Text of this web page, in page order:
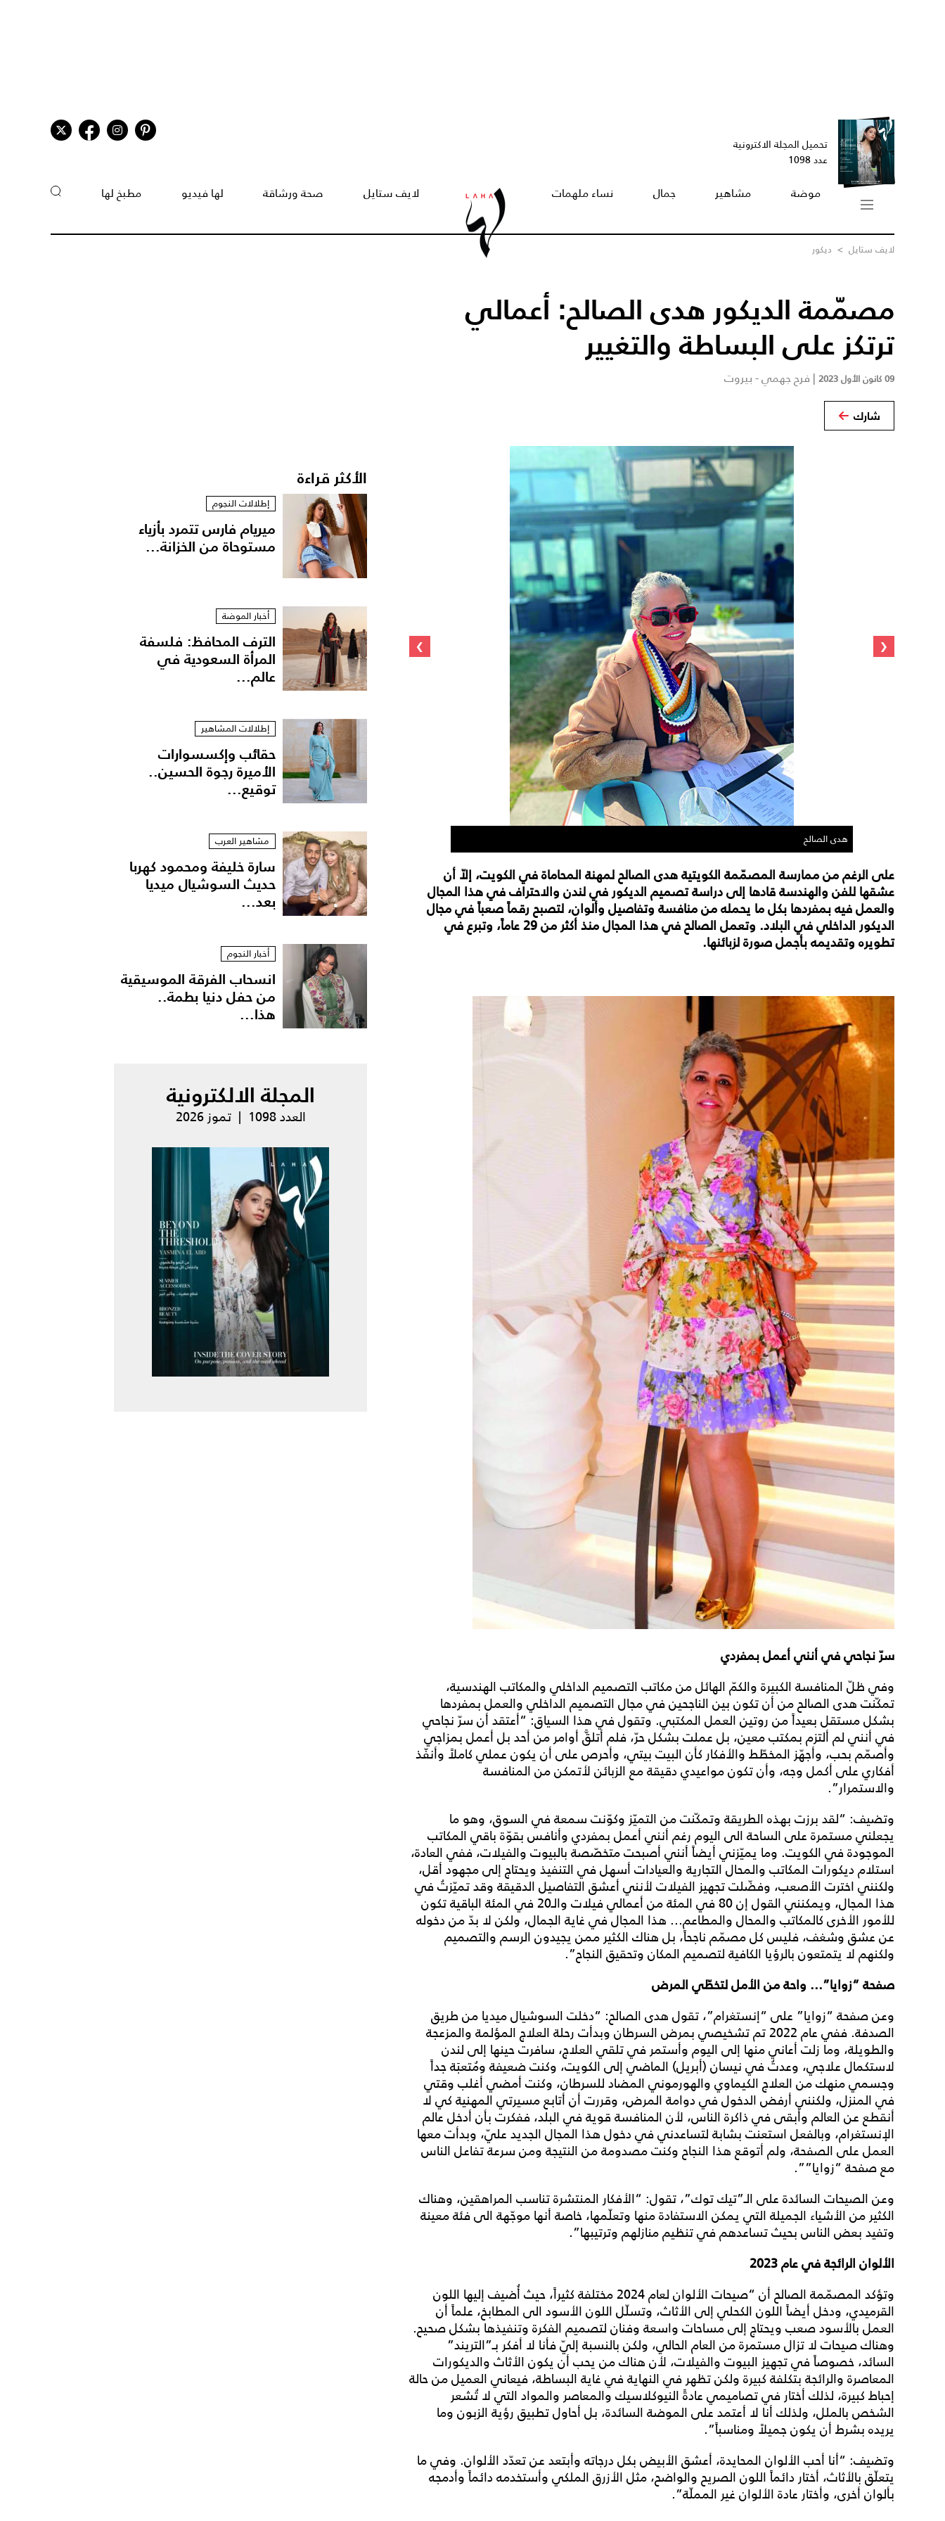
تحميل المجلة الاكترونية
عدد 1098
موضة مشاهير جمال نساء ملهمات لايف ستايل صحة ورشاقة لها فيديو مطبخ لها
لايف ستايل > ديكور
مصمّمة الديكور هدى الصالح: أعمالي
ترتكز على البساطة والتغيير
09 كانون الأول 2023 | فرح جهمي - بيروت
شارك
هدى الصالح هدى الصالح
‹
›
على الرغم من ممارسة المصمّمة الكويتية هدى الصالح لمهنة المحاماة في الكويت، إلاّ أن
عشقها للفن والهندسة قادها إلى دراسة تصميم الديكور في لندن والاحتراف في هذا المجال
والعمل فيه بمفردها بكل ما يحمله من منافسة وتفاصيل وألوان، لتصبح رقماً صعباً في مجال
الديكور الداخلي في البلاد. وتعمل الصالح في هذا المجال منذ أكثر من 29 عاماً، وتبرع في
تطويره وتقديمه بأجمل صورة لزبائنها.
سرّ نجاحي في أنني أعمل بمفردي
وفي ظلّ المنافسة الكبيرة والكمّ الهائل من مكاتب التصميم الداخلي والمكاتب الهندسية،
تمكّنت هدى الصالح من أن تكون بين الناجحين في مجال التصميم الداخلي والعمل بمفردها
بشكل مستقل بعيداً من روتين العمل المكتبي. وتقول في هذا السياق: “أعتقد أن سرّ نجاحي
في أنني لم ألتزم بمكتب معين، بل عملت بشكل حرّ، فلم أتلقَّ أوامر من أحد بل أعمل بمزاجي
وأصمّم بحب، وأجهّز المخطّط والأفكار كأن البيت بيتي، وأحرص على أن يكون عملي كاملاً وأنفّذ
أفكاري على أكمل وجه، وأن تكون مواعيدي دقيقة مع الزبائن لأتمكن من المنافسة
والاستمرار”.
وتضيف: “لقد برزت بهذه الطريقة وتمكّنت من التميّز وكوّنت سمعة في السوق، وهو ما
يجعلني مستمرة على الساحة الى اليوم رغم أنني أعمل بمفردي وأنافس بقوّة باقي المكاتب
الموجودة في الكويت. وما يميّزني أيضاً أنني أصبحت متخصّصة بالبيوت والفيلات، ففي العادة،
استلام ديكورات المكاتب والمحال التجارية والعيادات أسهل في التنفيذ ويحتاج إلى مجهود أقل،
ولكنني اخترت الأصعب، وفضّلت تجهيز الفيلات لأنني أعشق التفاصيل الدقيقة وقد تميّزتُ في
هذا المجال، ويمكنني القول إن 80 في المئة من أعمالي فيلات والـ20 في المئة الباقية تكون
للأمور الأخرى كالمكاتب والمحال والمطاعم... هذا المجال في غاية الجمال، ولكن لا بدّ من دخوله
عن عشق وشغف، فليس كل مصمّم ناجحاً، بل هناك الكثير ممن يجيدون الرسم والتصميم
ولكنهم لا يتمتعون بالرؤيا الكافية لتصميم المكان وتحقيق النجاح”.
صفحة “زوايا”... واحة من الأمل لتخطّي المرض
وعن صفحة “زوايا” على “إنستغرام”، تقول هدى الصالح: “دخلت السوشيال ميديا من طريق
الصدفة. ففي عام 2022 تم تشخيصي بمرض السرطان وبدأت رحلة العلاج المؤلمة والمزعجة
والطويلة، وما زلت أعاني منها إلى اليوم وأستمر في تلقي العلاج، سافرت حينها إلى لندن
لاستكمال علاجي، وعدتُ في نيسان (أبريل) الماضي إلى الكويت، وكنت ضعيفة ومُتعبَة جداً
وجسمي منهك من العلاج الكيماوي والهورموني المضاد للسرطان، وكنت أمضي أغلب وقتي
في المنزل، ولكنني أرفض الدخول في دوامة المرض، وقررت أن أتابع مسيرتي المهنية كي لا
أنقطع عن العالم وأبقى في ذاكرة الناس، لأن المنافسة قوية في البلد، ففكرت بأن أدخل عالم
الإنستغرام، وبالفعل استعنت بشابة لتساعدني في دخول هذا المجال الجديد عليّ، وبدأت معها
العمل على الصفحة، ولم أتوقع هذا النجاح وكنت مصدومة من النتيجة ومن سرعة تفاعل الناس
مع صفحة “زوايا””.
وعن الصيحات السائدة على الـ”تيك توك”، تقول: “الأفكار المنتشرة تناسب المراهقين، وهناك
الكثير من الأشياء الجميلة التي يمكن الاستفادة منها وتعلّمها، خاصة أنها موجّهة الى فئة معينة
وتفيد بعض الناس بحيث تساعدهم في تنظيم منازلهم وترتيبها”.
الألوان الرائجة في عام 2023
وتؤكد المصمّمة الصالح أن “صيحات الألوان لعام 2024 مختلفة كثيراً، حيث أُضيف إليها اللون
القرميدي، ودخل أيضاً اللون الكحلي إلى الأثاث، وتسلّل اللون الأسود الى المطابخ، علماً أن
العمل بالأسود صعب ويحتاج إلى مساحات واسعة وفنان لتصميم الفكرة وتنفيذها بشكل صحيح.
وهناك صيحات لا تزال مستمرة من العام الحالي، ولكن بالنسبة إليّ فأنا لا أفكر بـ”التريند”
السائد، خصوصاً في تجهيز البيوت والفيلات، لأن هناك من يحب أن يكون الأثاث والديكورات
المعاصرة والرائجة بتكلفة كبيرة ولكن تظهر في النهاية في غاية البساطة، فيعاني العميل من حالة
إحباط كبيرة، لذلك أختار في تصاميمي عادةً النيوكلاسيك والمعاصر والمواد التي لا تُشعر
الشخص بالملل، ولذلك أنا لا أعتمد على الموضة السائدة، بل أحاول تطبيق رؤية الزبون وما
يريده بشرط أن يكون جميلاً ومناسباً”.
وتضيف: “أنا أحب الألوان المحايدة، أعشق الأبيض بكل درجاته وأبتعد عن تعدّد الألوان. وفي ما
يتعلّق بالأثاث، أختار دائماً اللون الصريح والواضح، مثل الأزرق الملكي وأستخدمه دائماً وأدمجه
بألوان أخرى، وأختار عادة الألوان غير المملّة”.
الأكثر قراءة
إطلالات النجوم
ميريام فارس تتمرد بأزياء
مستوحاة من الخزانة...
أخبار الموضة
الترف المحافظ: فلسفة
المرأة السعودية في
عالم...
إطلالات المشاهير
حقائب وإكسسوارات
الأميرة رجوة الحسين..
توقيع...
مشاهير العرب
سارة خليفة ومحمود كهربا
حديث السوشيال ميديا
بعد...
أخبار النجوم
انسحاب الفرقة الموسيقية
من حفل دنيا بطمة..
هذا...
المجلة الالكترونية
العدد 1098 | تموز 2026